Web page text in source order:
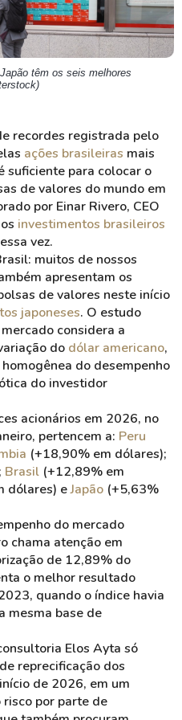
têm os seis melhores
recordes registrada pelo
ações brasileiras mais
suficiente para colocar o
de valores do mundo em
por Einar Rivero, CEO
investimentos brasileiros
vez.
muitos de nossos
apresentam os
de valores neste início
japoneses. O estudo
considera a
do dólar americano,
do desempenho
do investidor
acionários em 2026, no
pertencem a: Peru
(+18,90% em dólares);
Brasil (+12,89% em
dólares) eJapão (+5,63%
do mercado
chama atenção em
de 12,89% do
o melhor resultado
quando o índice havia
mesma base de
Elos Ayta só
reprecificação dos
de 2026, em um
por parte de